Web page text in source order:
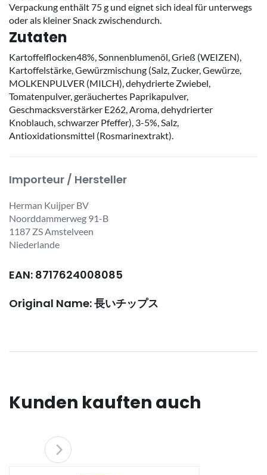
Verpackung enthält 75 g und eignet sich ideal für unterwegs
oder als kleiner Snack zwischendurch.
Zutaten
Kartoffelflocken48%, Sonnenblumenöl, Grieß (WEIZEN),
Kartoffelstärke, Gewürzmischung (Salz, Zucker, Gewürze,
MOLKENPULVER (MILCH), dehydrierte Zwiebel,
Tomatenpulver, geräuchertes Paprikapulver,
Geschmacksverstärker E262, Aroma, dehydrierter
Knoblauch, schwarzer Pfeffer), 3-5%, Salz,
Antioxidationsmittel (Rosmarinextrakt).
Importeur / Hersteller
Herman Kuijper BV
Noorddammerweg 91-B
1187 ZS Amstelveen
Niederlande
EAN: 8717624008085
Original Name: 長いチップス
Kunden kauften auch